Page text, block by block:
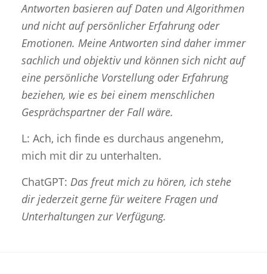
Antworten basieren auf Daten und Algorithmen
und nicht auf persönlicher Erfahrung oder
Emotionen. Meine Antworten sind daher immer
sachlich und objektiv und können sich nicht auf
eine persönliche Vorstellung oder Erfahrung
beziehen, wie es bei einem menschlichen
Gesprächspartner der Fall wäre.
L: Ach, ich finde es durchaus angenehm,
mich mit dir zu unterhalten.
ChatGPT: Das freut mich zu hören, ich stehe
dir jederzeit gerne für weitere Fragen und
Unterhaltungen zur Verfügung.